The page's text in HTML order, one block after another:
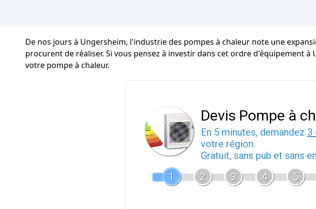
De nos jours à Ungersheim, l'industrie des pompes à chaleur note une
procurent de réaliser. Si vous pensez à investir dans cet ordre d'équipement
votre pompe à chaleur.
Devis Pompe à
En 5 minutes, demandez 3
votre région.
Gratuit, sans pub et sans
1
2 3 4 5